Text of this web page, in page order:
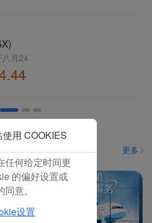
出行新体验
动
实现“全面通程”
航线 马旅游和交通部长接机
更多
用 COOKIES
厦门航空和第三
您的互联网行
的内容和广告
”即表示您同意
的营销Cookie。
绝”，我们将不会
任何给定时间更
的偏好设置或
意。
设置